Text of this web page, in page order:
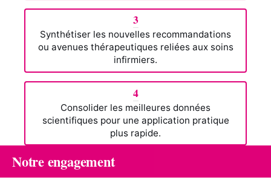
3
Synthétiser les nouvelles recommandations
ou avenues thérapeutiques reliées aux soins
infirmiers.
4
Consolider les meilleures données
scientifiques pour une application pratique
plus rapide.
Notre engagement